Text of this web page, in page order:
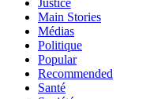
Justice
Main Stories
Médias
Politique
Popular
Recommended
Santé